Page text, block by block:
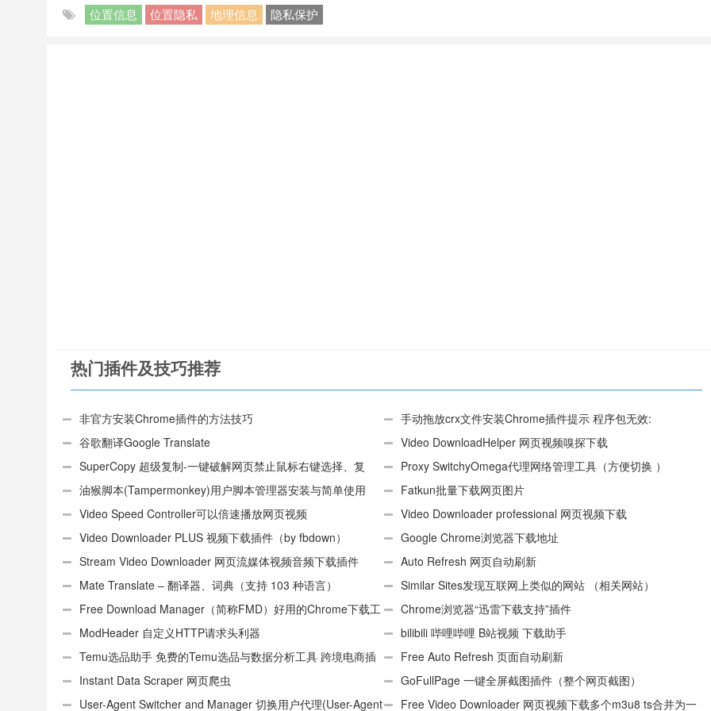
位置信息 位置隐私 地理信息 隐私保护
热门插件及技巧推荐
非官方安装Chrome插件的方法技巧
手动拖放crx文件安装Chrome插件提示 程序包无效:
“CEX_HEADER_INVALID”的解决办法
谷歌翻译Google Translate
Video DownloadHelper 网页视频嗅探下载
SuperCopy 超级复制-一键破解网页禁止鼠标右键选择、复
制
Proxy SwitchyOmega代理网络管理工具（方便切换 ）
油猴脚本(Tampermonkey)用户脚本管理器安装与简单使用
（适用Android）
Fatkun批量下载网页图片
Video Speed Controller可以倍速播放网页视频
Video Downloader professional 网页视频下载
Video Downloader PLUS 视频下载插件（by fbdown）
Google Chrome浏览器下载地址
Stream Video Downloader 网页流媒体视频音频下载插件
Auto Refresh 网页自动刷新
Mate Translate – 翻译器、词典（支持 103 种语言）
Similar Sites发现互联网上类似的网站 （相关网站）
Free Download Manager（简称FMD）好用的Chrome下载工
具插件
Chrome浏览器“迅雷下载支持”插件
ModHeader 自定义HTTP请求头利器
bilibili 哔哩哔哩 B站视频 下载助手
Temu选品助手 免费的Temu选品与数据分析工具 跨境电商插
件
Free Auto Refresh 页面自动刷新
Instant Data Scraper 网页爬虫
GoFullPage 一键全屏截图插件（整个网页截图）
User-Agent Switcher and Manager 切换用户代理(User-Agent
Free Video Downloader 网页视频下载多个m3u8 ts合并为一